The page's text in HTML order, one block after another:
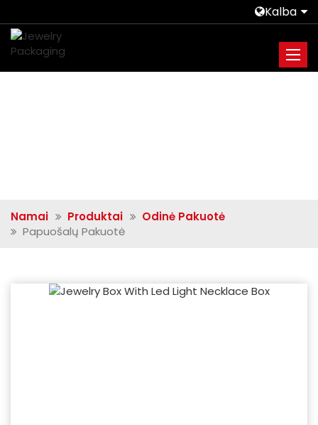
Kalba
Namai Produktai
Odinė Pakuotė
Papuošalų Pakuotė